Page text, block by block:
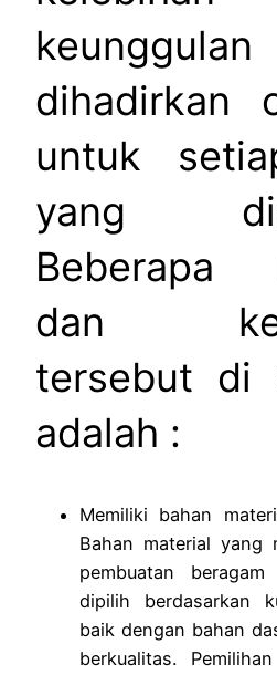
dihadirkan
untuk
yang
Beberapa
dan
tersebut di
adalah :
Memiliki bahan
Bahan material yang
pembuatan
dipilih berdasarkan
baik dengan bahan
berkualitas.